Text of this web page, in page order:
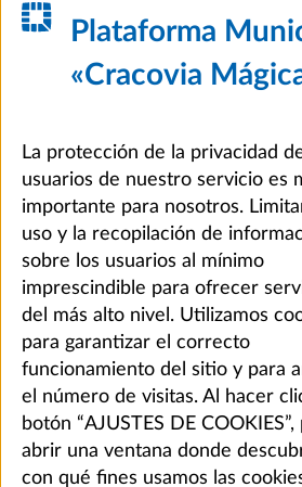
Plataforma
«Cracovia
La protección de la privacidad
usuarios de nuestro servicio es
importante para nosotros.
uso y la recopilación de
sobre los usuarios al mínimo
imprescindible para ofrecer
del más alto nivel. Utilizamos
para garantizar el correcto
funcionamiento del sitio y para
el número de visitas. Al hacer
botón “AJUSTES DE COOKIES”,
abrir una ventana donde
con qué fines usamos las